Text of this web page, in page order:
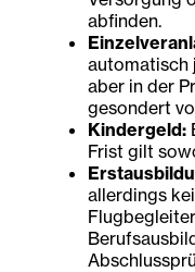
abfinden.
automatisch
aber in der
gesondert
Kindergeld:
Frist gilt
allerdings